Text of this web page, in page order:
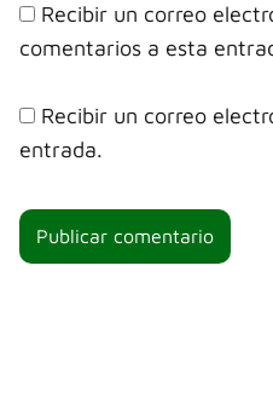
Recibir un correo
comentarios a esta
Recibir un correo
entrada.